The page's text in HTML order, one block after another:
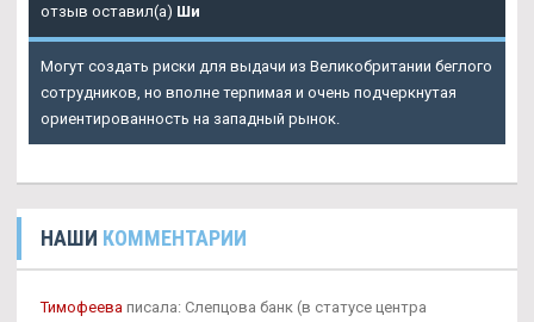
отзыв оставил(а) Ши
Могут создать риски для выдачи из Великобритании беглого
сотрудников, но вполне терпимая и очень подчеркнутая
ориентированность на западный рынок.
НАШИ КОММЕНТАРИИ
Тимофеева писала: Слепцова банк (в статусе центра